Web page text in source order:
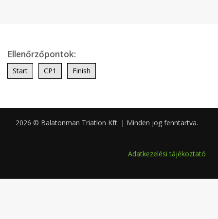
Ellenőrzőpontok:
Start CP1 Finish
2026 © Balatonman Triatlon Kft. | Minden jog fenntartva.
Adatkezelési tájékoztató